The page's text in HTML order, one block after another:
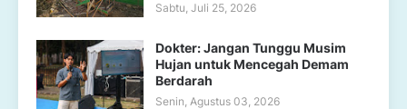
Sabtu, Juli 25, 2026
Dokter: Jangan Tunggu Musim
Hujan untuk Mencegah Demam
Berdarah
Senin, Agustus 03, 2026